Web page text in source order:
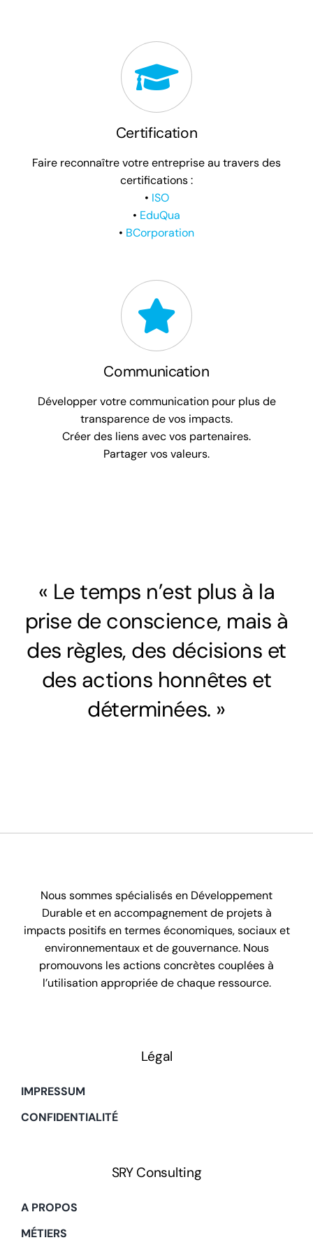
Certification
Faire reconnaître votre entreprise au travers des
certifications :
• ISO
• EduQua
• BCorporation
Communication
Développer votre communication pour plus de
transparence de vos impacts.
Créer des liens avec vos partenaires.
Partager vos valeurs.
« Le temps n’est plus à la
prise de conscience, mais à
des règles, des décisions et
des actions honnêtes et
déterminées. »
Nous sommes spécialisés en Développement
Durable et en accompagnement de projets à
impacts positifs en termes économiques, sociaux et
environnementaux et de gouvernance. Nous
promouvons les actions concrètes couplées à
l’utilisation appropriée de chaque ressource.
Légal
IMPRESSUM
CONFIDENTIALITÉ
SRY Consulting
A PROPOS
MÉTIERS